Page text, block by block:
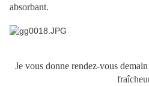
absorbant.
Je vous donne rendez-vous